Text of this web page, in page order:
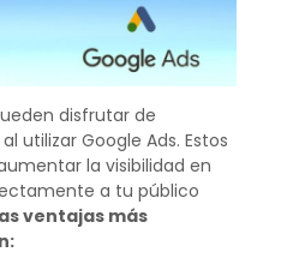
disfrutar de
utilizar Google Ads. Estos
la visibilidad en
a tu público
ventajas más